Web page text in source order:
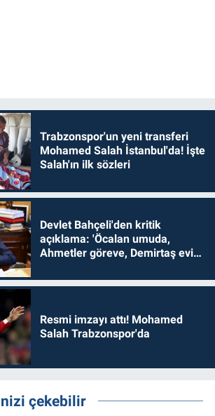
Trabzonspor'un yeni transferi
Mohamed Salah İstanbul'da! İşte
Salah'ın ilk sözleri
Devlet Bahçeli'den kritik
açıklama: 'Öcalan umuda,
Ahmetler göreve, Demirtaş evine
Resmi imzayı attı! Mohamed
Salah Trabzonspor'da
çekebilir